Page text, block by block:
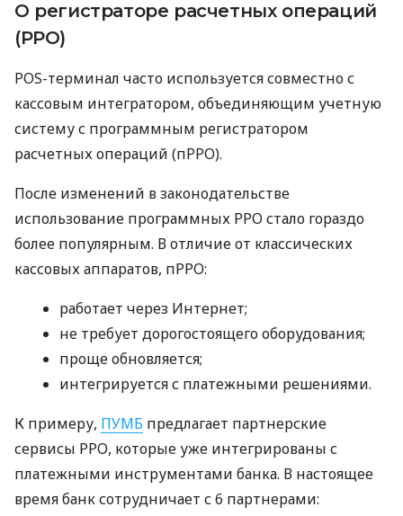
О регистраторе расчетных операций
(РРО)
POS-терминал часто используется совместно с
кассовым интегратором, объединяющим учетную
систему с программным регистратором
расчетных операций (пРРО).
После изменений в законодательстве
использование программных РРО стало гораздо
более популярным. В отличие от классических
кассовых аппаратов, пРРО:
работает через Интернет;
не требует дорогостоящего оборудования;
проще обновляется;
интегрируется с платежными решениями.
К примеру, ПУМБ предлагает партнерские
сервисы РРО, которые уже интегрированы с
платежными инструментами банка. В настоящее
время банк сотрудничает с 6 партнерами: